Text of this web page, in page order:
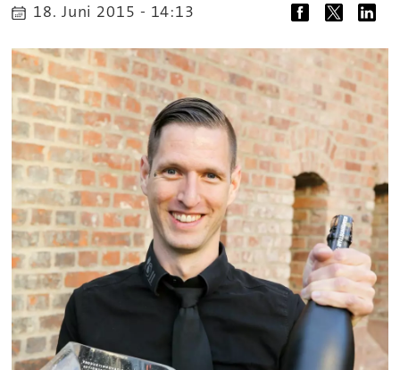
18. Juni 2015 - 14:13